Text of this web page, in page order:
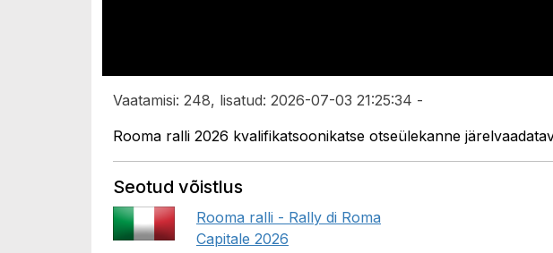
Vaatamisi: 248, lisatud: 2026-07-03 21:25:34 -
Rooma ralli 2026 kvalifikatsoonikatse otseülekanne
Seotud võistlus
Rooma ralli - Rally di Roma
Capitale 2026